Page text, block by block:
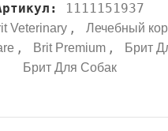
1111151937
Veterinary , Лечебный
, Brit Premium , Брит
Брит Для Собак